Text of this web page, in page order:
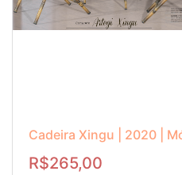
Cadeira Xingu | 2020 |
R$265,00